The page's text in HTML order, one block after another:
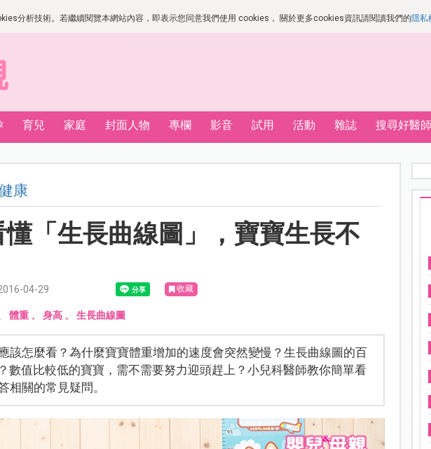
分析技術。若繼續閱覽本網站內容，即表示您同意我們使用 cookies， 關於更多cookies資訊請閱讀我們的隱私
育兒 家庭 封面人物 專欄 影音 試用 活動 雜誌 搜尋好醫師
康
「生長曲線圖」，寶寶生長不
04-29 收藏
體重、 身高、 生長曲線圖
該怎麼看？為什麼寶寶體重增加的速度會突然變慢？生長曲線圖的百
數值比較低的寶寶，需不需要努力迎頭趕上？小兒科醫師教你簡單看
相關的常見疑問。